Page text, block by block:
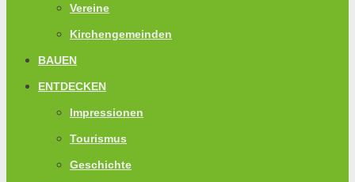
Vereine
Kirchengemeinden
BAUEN
ENTDECKEN
Impressionen
Tourismus
Geschichte